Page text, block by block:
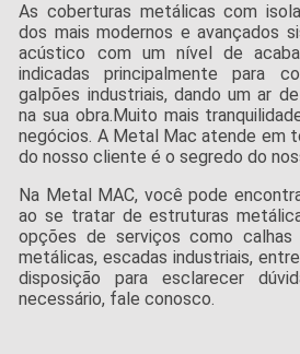
As coberturas metálicas com
dos mais modernos e avançados
acústico com um nível de
indicadas principalmente para
galpões industriais, dando um ar
na sua obra.Muito mais
negócios. A Metal Mac atende em
do nosso cliente é o segredo do
Na Metal MAC, você pode
ao se tratar de estruturas
opções de serviços como calhas
metálicas, escadas industriais,
disposição para esclarecer
necessário, fale conosco.